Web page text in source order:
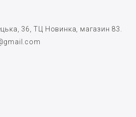
36, ТЦ Новинка, магазин 83.